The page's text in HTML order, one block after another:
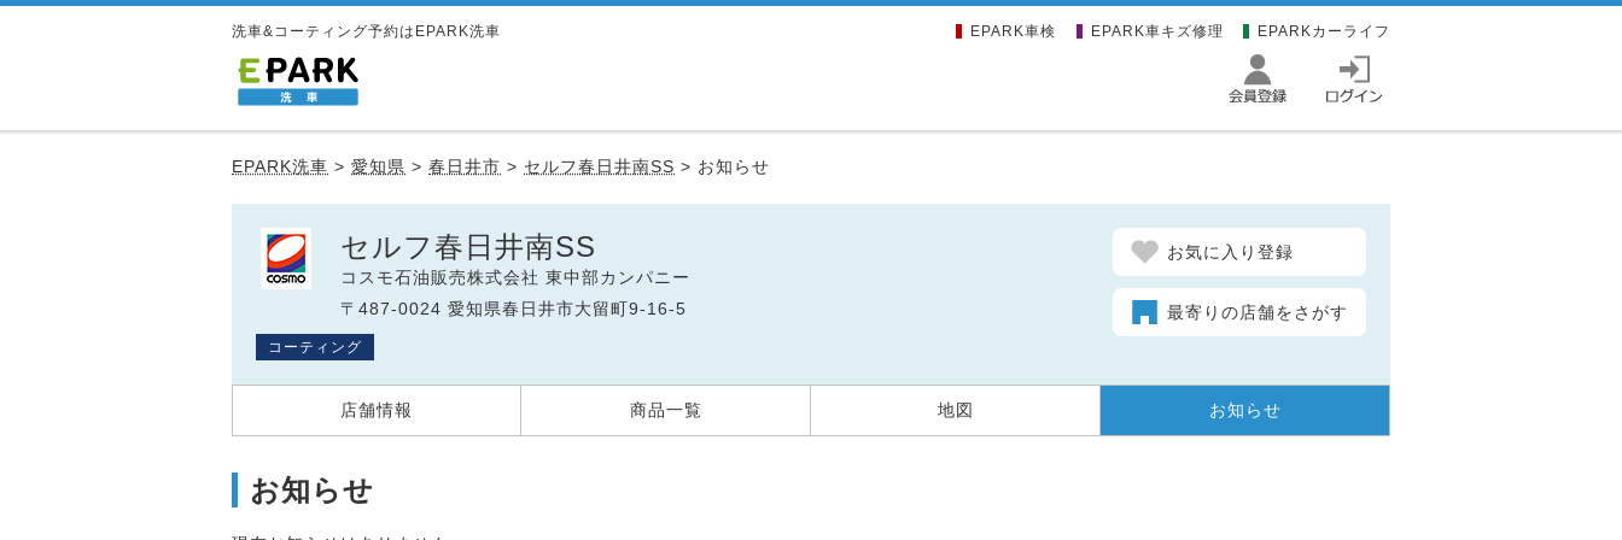
洗車&コーティング予約はEPARK洗車 EPARK車検 EPARK車キズ修理 EPARKカーライフ
EPARK洗車 > 愛知県 > 春日井市 > セルフ春日井南SS > お知らせ
セルフ春日井南SS
コスモ石油販売株式会社 東中部カンパニー
〒487-0024 愛知県春日井市大留町9-16-5
コーティング
お気に入り登録
最寄りの店舗をさがす
店舗情報 商品一覧 地図 お知らせ
お知らせ